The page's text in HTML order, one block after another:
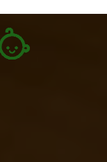
– allt du
veta om barn